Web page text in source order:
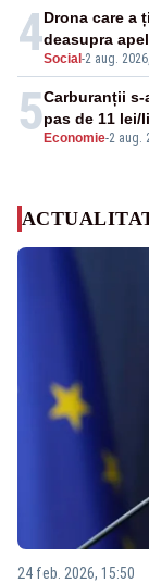
4Social -2 aug.
Drona care a
deasupra
5 Economie-2 aug.
Carburanții
pas de 11 lei/
24 feb. 2026, 15:50